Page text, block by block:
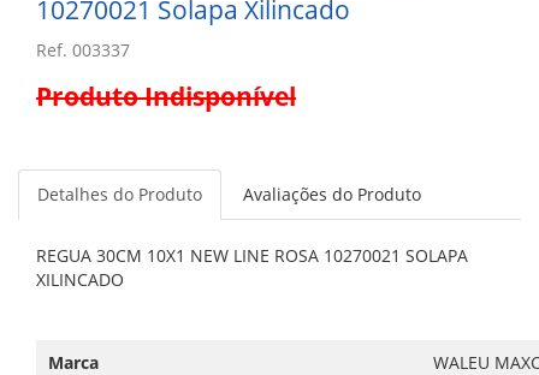
10270021 Solapa Xilincado
Ref. 003337
Produto Indisponível
Detalhes do Produto Avaliações do Produto
REGUA 30CM 10X1 NEW LINE ROSA 10270021 SOLAPA
XILINCADO
Marca
WALEU